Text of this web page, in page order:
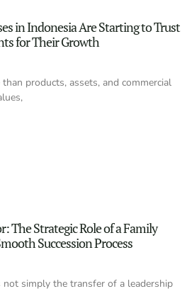
in Indonesia Are Starting to Trust
for Their Growth
products, assets, and commercial
The Strategic Role of a Family
Succession Process
not simply the transfer of a leadership